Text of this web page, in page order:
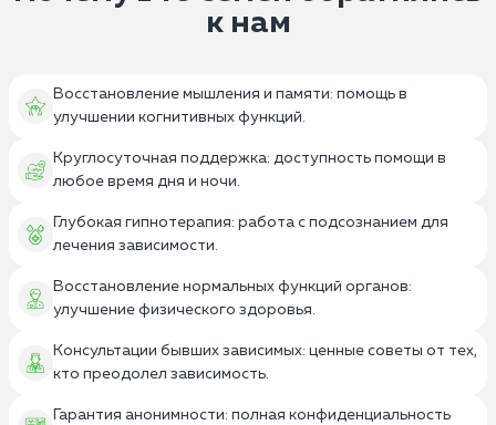
к нам
Восстановление мышления и памяти: помощь в
улучшении когнитивных функций.
Круглосуточная поддержка: доступность помощи в
любое время дня и ночи.
Глубокая гипнотерапия: работа с подсознанием для
лечения зависимости.
Восстановление нормальных функций органов:
улучшение физического здоровья.
Консультации бывших зависимых: ценные советы от тех,
кто преодолел зависимость.
Гарантия анонимности: полная конфиденциальность